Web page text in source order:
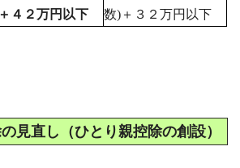
４２万円以下
数)＋３２万円以下
見直し（ひとり親控除の創設）